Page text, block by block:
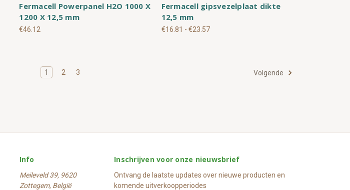
Fermacell Powerpanel H2O 1000 X
1200 X 12,5 mm
€46.12
Fermacell gipsvezelplaat dikte
12,5 mm
€16.81 - €23.57
1 2 3 Volgende
Info
Meileveld 39, 9620
Zottegem, België
Inschrijven voor onze nieuwsbrief
Ontvang de laatste updates over nieuwe producten en
komende uitverkoopperiodes